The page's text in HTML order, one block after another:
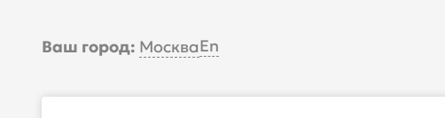
Ваш город: МоскваEn